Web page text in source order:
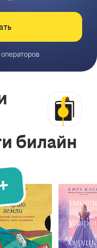
билайн